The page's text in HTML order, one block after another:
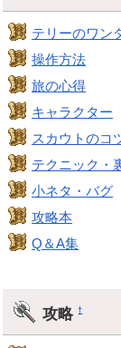
テリーのワン
操作方法
旅の心得
キャラクター
スカウトのコ
テクニック・
小ネタ・バグ
攻略本
Q＆A集
攻略†